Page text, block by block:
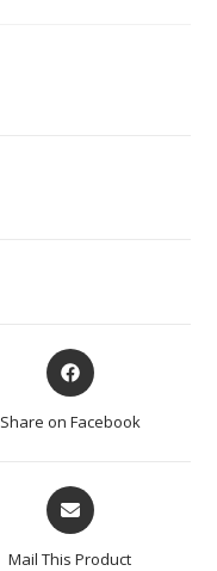
Share on Facebook
Mail This Product